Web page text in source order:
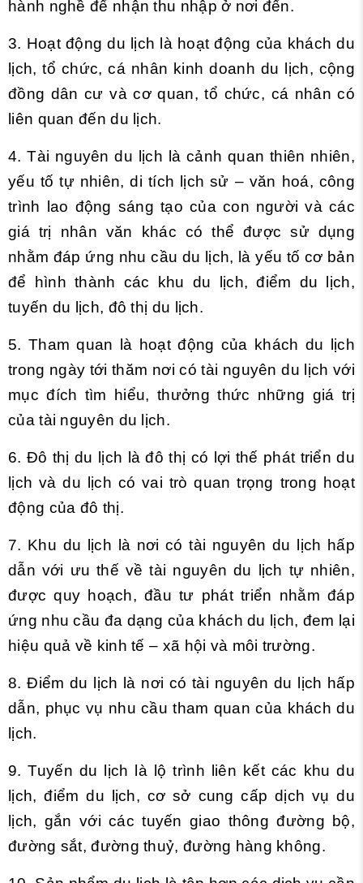
hành nghề để nhận thu nhập ở nơi đến.
3. Hoạt động du lịch là hoạt động của khách du
lịch, tổ chức, cá nhân kinh doanh du lịch, cộng
đồng dân cư và cơ quan, tổ chức, cá nhân có
liên quan đến du lịch.
4. Tài nguyên du lịch là cảnh quan thiên nhiên,
yếu tố tự nhiên, di tích lịch sử – văn hoá, công
trình lao động sáng tạo của con người và các
giá trị nhân văn khác có thể được sử dụng
nhằm đáp ứng nhu cầu du lịch, là yếu tố cơ bản
để hình thành các khu du lịch, điểm du lịch,
tuyến du lịch, đô thị du lịch.
5. Tham quan là hoạt động của khách du lịch
trong ngày tới thăm nơi có tài nguyên du lịch với
mục đích tìm hiểu, thưởng thức những giá trị
của tài nguyên du lịch.
6. Đô thị du lịch là đô thị có lợi thế phát triển du
lịch và du lịch có vai trò quan trọng trong hoạt
động của đô thị.
7. Khu du lịch là nơi có tài nguyên du lịch hấp
dẫn với ưu thế về tài nguyên du lịch tự nhiên,
được quy hoạch, đầu tư phát triển nhằm đáp
ứng nhu cầu đa dạng của khách du lịch, đem lại
hiệu quả về kinh tế – xã hội và môi trường.
8. Điểm du lịch là nơi có tài nguyên du lịch hấp
dẫn, phục vụ nhu cầu tham quan của khách du
lịch.
9. Tuyến du lịch là lộ trình liên kết các khu du
lịch, điểm du lịch, cơ sở cung cấp dịch vụ du
lịch, gắn với các tuyến giao thông đường bộ,
đường sắt, đường thuỷ, đường hàng không.